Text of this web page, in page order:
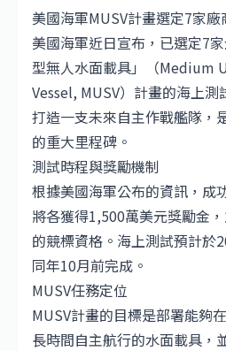
美國海軍MUSV計畫選定7家
美國海軍近日宣布，已選定7
型無人水面載具」（Medium
Vessel, MUSV）計畫的海上
打造一支未來自主作戰艦隊，
的重大里程碑。
測試時程與獎勵機制
根據美國海軍公布的資訊，成
將各獲得1,500萬美元獎勵金
的競標資格。海上測試預計於
同年10月前完成。
MUSV任務定位
MUSV計畫的目標是部署能夠
長時間自主航行的水面載具，